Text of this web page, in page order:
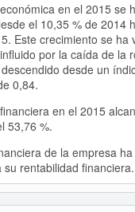
en el 2015 se
el 10,35 % de 2014
Este crecimiento se ha
por la caída de la
desde un
0,84.
en el 2015
53,76 %.
de la empresa
su rentabilidad financiera.